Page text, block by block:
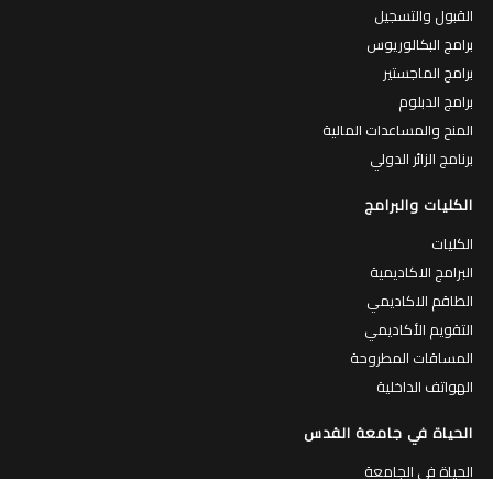
القبول والتسجيل
برامج البكالوريوس
برامج الماجستير
برامج الدبلوم
المنح والمساعدات المالية
برنامج الزائر الدولي
الكليات والبرامج
الكليات
البرامج الاكاديمية
الطاقم الاكاديمي
التقويم الأكاديمي
المساقات المطروحة
الهواتف الداخلية
الحياة في جامعة القدس
الحياة في الجامعة